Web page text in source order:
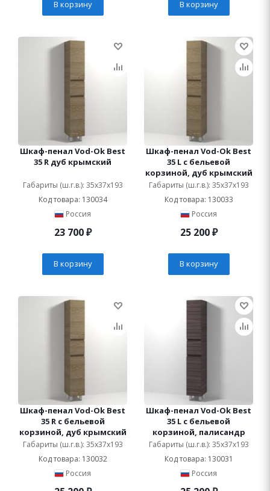
В корзину В корзину
Шкаф-пенал Vod-Ok Best
35 R дуб крымский
Габариты (ш.г.в.): 35x37x193
Код товара: 130034
Россия
23 700₽
В корзину
Шкаф-пенал Vod-Ok Best
35 L с бельевой
корзиной, дуб крымский
Габариты (ш.г.в.): 35x37x193
Код товара: 130033
Россия
25 200₽
В корзину
Шкаф-пенал Vod-Ok Best
35 R с бельевой
корзиной, дуб крымский
Габариты (ш.г.в.): 35x37x193
Код товара: 130032
Россия
Шкаф-пенал Vod-Ok Best
35 L с бельевой
корзиной, палисандр
Габариты (ш.г.в.): 35x37x193
Код товара: 130031
Россия